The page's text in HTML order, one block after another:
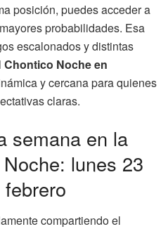
posición, puedes acceder a
probabilidades. Esa
escalonados y distintas
Chontico Noche en
y cercana para quienes
claras.
semana en la
lunes 23
compartiendo el